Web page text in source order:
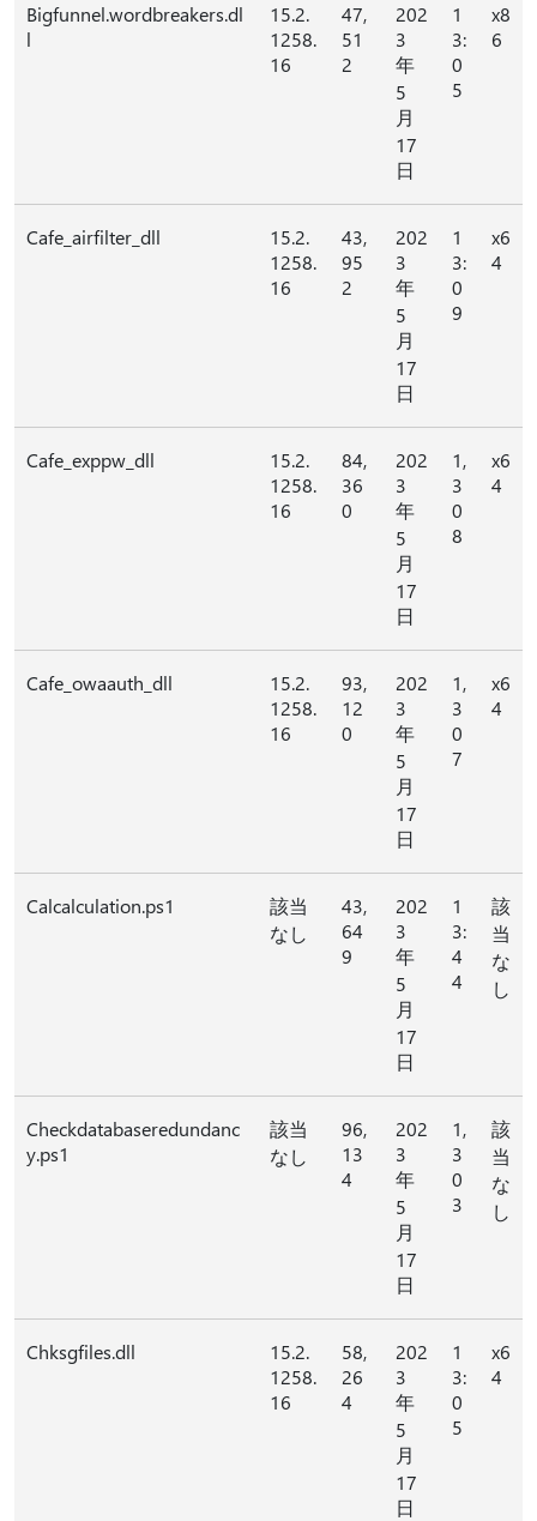
Bigfunnel.wordbreakers.dl
l
15.2.
1258.
16
47,
51
2
202
3
年
5
月
17
日
1
3:
0
5
x8
6
Cafe_airfilter_dll
15.2.
1258.
16
43,
95
2
202
3
年
5
月
17
日
1
3:
0
9
x6
4
Cafe_exppw_dll
15.2.
1258.
16
84,
36
0
202
3
年
5
月
17
日
1,
3
0
8
x6
4
Cafe_owaauth_dll
15.2.
1258.
16
93,
12
0
202
3
年
5
月
17
日
1,
3
0
7
x6
4
Calcalculation.ps1
該当
なし
43,
64
9
202
3
年
5
月
17
日
1
3:
4
4
該
当
な
し
Checkdatabaseredundanc
y.ps1
該当
なし
96,
13
4
202
3
年
5
月
17
日
1,
3
0
3
該
当
な
し
Chksgfiles.dll
15.2.
1258.
16
58,
26
4
202
3
年
5
月
17
日
1
3:
0
5
x6
4